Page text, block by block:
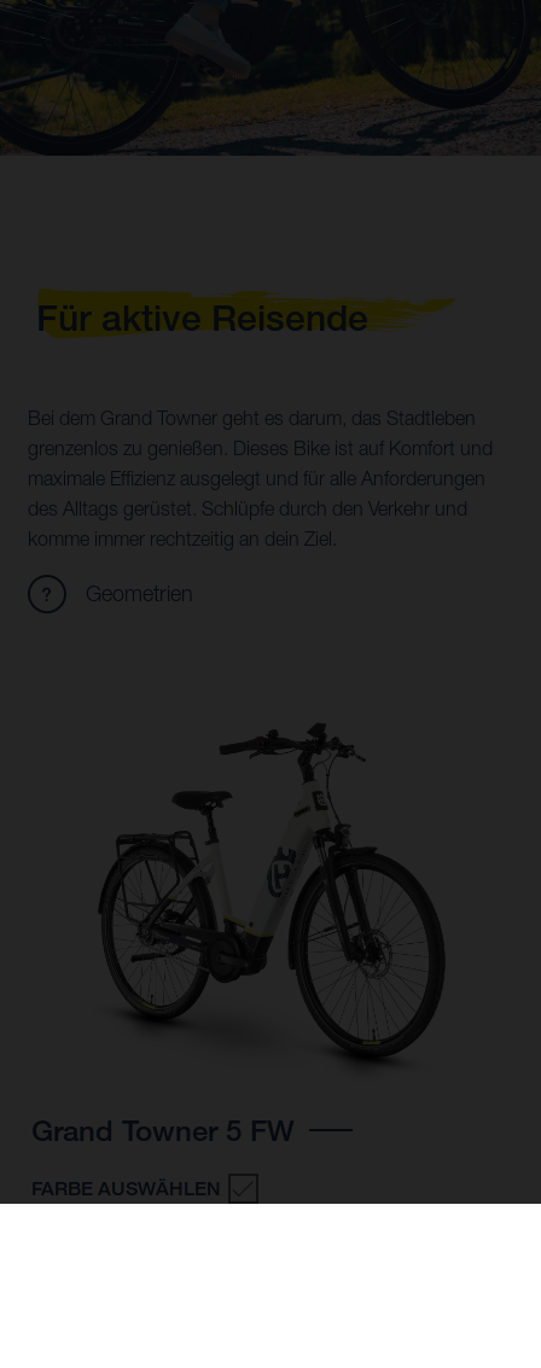
Für aktive Reisende
Bei dem Grand Towner geht es darum, das Stadtleben
grenzenlos zu genießen. Dieses Bike ist auf Komfort und
maximale Effizienz ausgelegt und für alle Anforderungen
des Alltags gerüstet. Schlüpfe durch den Verkehr und
komme immer rechtzeitig an dein Ziel.
Geometrien
Grand Towner 5 FW
FARBE AUSWÄHLEN